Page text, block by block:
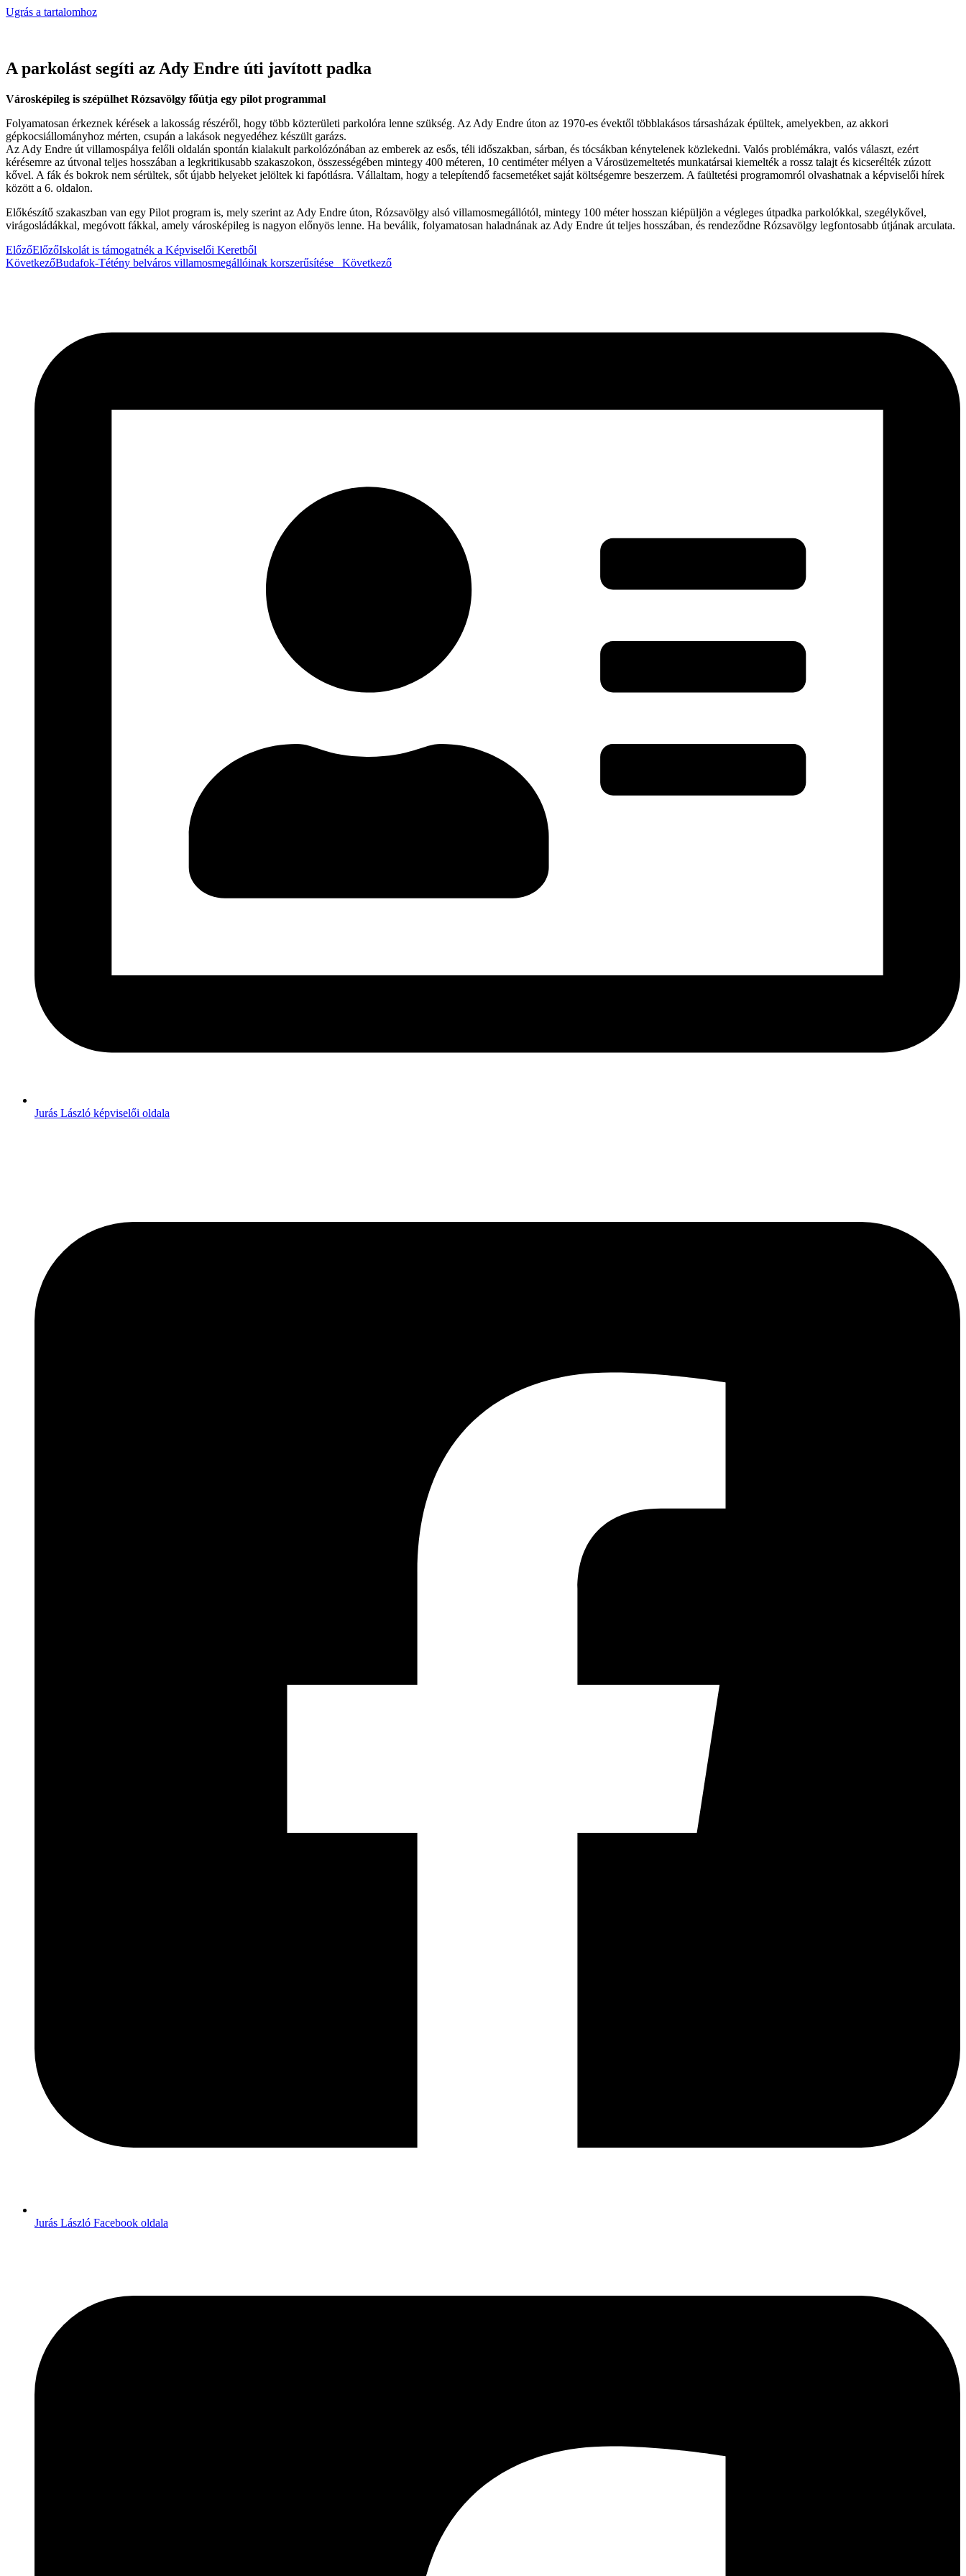
Ugrás a tartalomhoz
A parkolást segíti az Ady Endre úti javított padka
Városképileg is szépülhet Rózsavölgy főútja egy pilot programmal
Folyamatosan érkeznek kérések a lakosság részéről, hogy több közterületi parkolóra lenne szükség. Az Ady Endre úton az 1970-es évektől többlakásos társasházak épültek, amelyekben, az akkori
gépkocsiállományhoz mérten, csupán a lakások negyedéhez készült garázs.
Az Ady Endre út villamospálya felőli oldalán spontán kialakult parkolózónában az emberek az esős, téli időszakban, sárban, és tócsákban kénytelenek közlekedni. Valós problémákra, valós választ, ezért
kérésemre az útvonal teljes hosszában a legkritikusabb szakaszokon, összességében mintegy 400 méteren, 10 centiméter mélyen a Városüzemeltetés munkatársai kiemelték a rossz talajt és kicserélték zúzott
kővel. A fák és bokrok nem sérültek, sőt újabb helyeket jelöltek ki fapótlásra. Vállaltam, hogy a telepítendő facsemetéket saját költségemre beszerzem. A faültetési programomról olvashatnak a képviselői hírek
között a 6. oldalon.
Előkészítő szakaszban van egy Pilot program is, mely szerint az Ady Endre úton, Rózsavölgy alsó villamosmegállótól, mintegy 100 méter hosszan kiépüljön a végleges útpadka parkolókkal, szegélykővel,
virágosládákkal, megóvott fákkal, amely városképileg is nagyon előnyös lenne. Ha beválik, folyamatosan haladnának az Ady Endre út teljes hosszában, és rendeződne Rózsavölgy legfontosabb útjának arculata.
ElőzőElőzőIskolát is támogatnék a Képviselői Keretből
KövetkezőBudafok-Tétény belváros villamosmegállóinak korszerűsítése Következő
Jurás László képviselői oldala
Jurás László Facebook oldala